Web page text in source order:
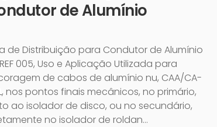
de Alumínio
de Distribuição para Condutor de Alumínio
005, Uso e Aplicação Utilizada para
de cabos de alumínio nu, CAA/CA-
nos pontos finais mecânicos, no primário,
ao isolador de disco, ou no secundário,
no isolador de roldan…